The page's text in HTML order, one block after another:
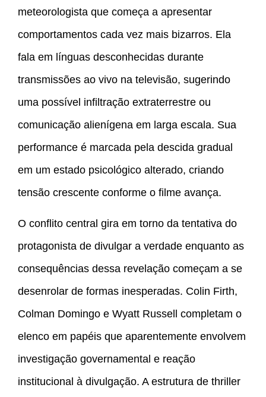
meteorologista que começa a apresentar
comportamentos cada vez mais bizarros. Ela
fala em línguas desconhecidas durante
transmissões ao vivo na televisão, sugerindo
uma possível infiltração extraterrestre ou
comunicação alienígena em larga escala. Sua
performance é marcada pela descida gradual
em um estado psicológico alterado, criando
tensão crescente conforme o filme avança.
O conflito central gira em torno da tentativa do
protagonista de divulgar a verdade enquanto as
consequências dessa revelação começam a se
desenrolar de formas inesperadas. Colin Firth,
Colman Domingo e Wyatt Russell completam o
elenco em papéis que aparentemente envolvem
investigação governamental e reação
institucional à divulgação. A estrutura de thriller